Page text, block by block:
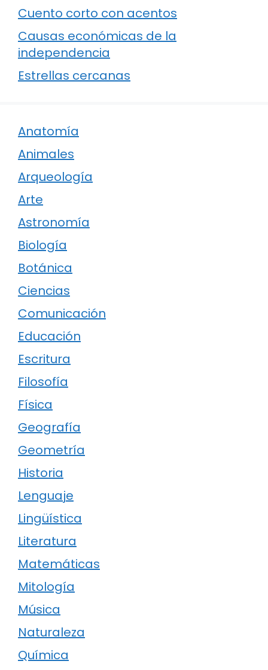
Cuento corto con acentos
Causas económicas de la
independencia
Estrellas cercanas
Anatomía
Animales
Arqueología
Arte
Astronomía
Biología
Botánica
Ciencias
Comunicación
Educación
Escritura
Filosofía
Física
Geografía
Geometría
Historia
Lenguaje
Lingüística
Literatura
Matemáticas
Mitología
Música
Naturaleza
Química